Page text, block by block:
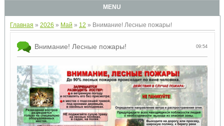
MENU
Главная » 2026 » Май » 12 » Внимание! Лесные пожары!
09:54
Внимание! Лесные пожары!